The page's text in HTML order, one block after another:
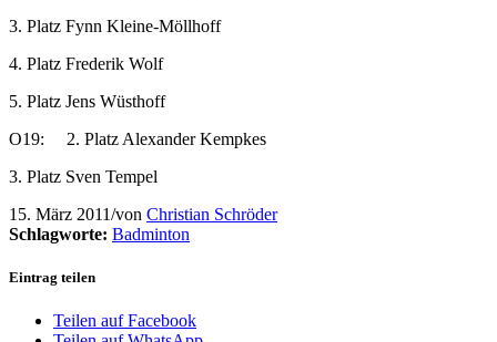
3. Platz Fynn Kleine-Möllhoff
4. Platz Frederik Wolf
5. Platz Jens Wüsthoff
O19: 2. Platz Alexander Kempkes
3. Platz Sven Tempel
15. März 2011/von Christian Schröder
Schlagworte: Badminton
Eintrag teilen
Teilen auf Facebook